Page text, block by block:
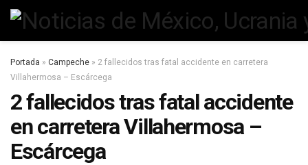
Portada » Campeche » 2 fallecidos tras fatal accidente en carretera
Villahermosa – Escárcega
2 fallecidos tras fatal accidente
en carretera Villahermosa –
Escárcega